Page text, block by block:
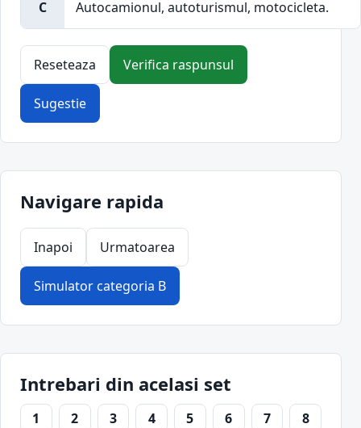
C Autocamionul, autoturismul, motocicleta.
Reseteaza Verifica raspunsul
Sugestie
Navigare rapida
Inapoi Urmatoarea
Simulator categoria B
Intrebari din acelasi set
1 2 3 4 5 6 7
8